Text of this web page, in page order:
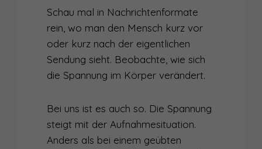
Schau mal in Nachrichtenformate
rein, wo man den Mensch kurz vor
oder kurz nach der eigentlichen
Sendung sieht. Beobachte, wie sich
die Spannung im Körper verändert.
Bei uns ist es auch so. Die Spannung
steigt mit der Aufnahmesituation.
Anders als bei einem geübten